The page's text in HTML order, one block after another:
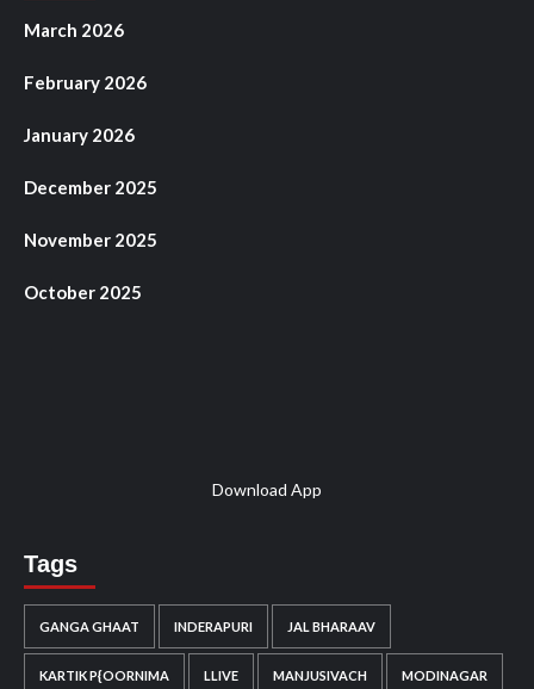
March 2026
February 2026
January 2026
December 2025
November 2025
October 2025
Download App
Tags
GANGA GHAAT INDERAPURI JAL BHARAAV
KARTIK P{OORNIMA LLIVE MANJUSIVACH MODINAGAR